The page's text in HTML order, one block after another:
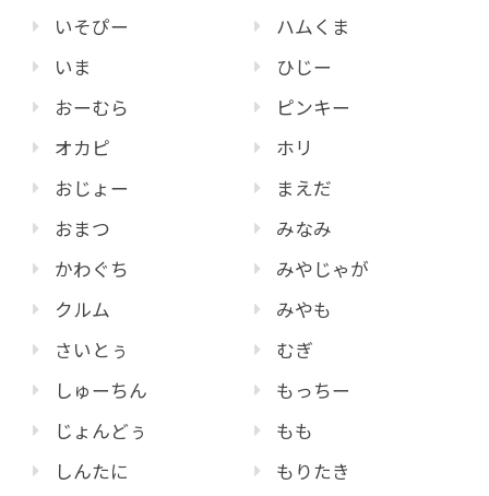
いそぴー
いま
おーむら
オカピ
おじょー
おまつ
かわぐち
クルム
さいとぅ
しゅーちん
じょんどぅ
しんたに
ハムくま
ひじー
ピンキー
ホリ
まえだ
みなみ
みやじゃが
みやも
むぎ
もっちー
もも
もりたき